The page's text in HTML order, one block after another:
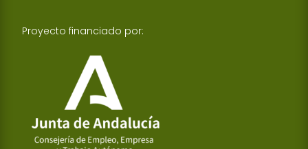
Proyecto financiado por: